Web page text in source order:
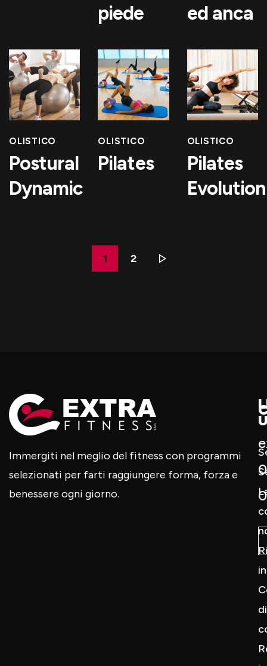
piede
ed anca
OLISTICO
Postural
Dynamic
OLISTICO
Pilates
OLISTICO
Pilates
Evolution
1 2
Immergiti nel meglio del fitness con programmi
selezionati per farti raggiungere forma, forza e
benessere ogni giorno.
di